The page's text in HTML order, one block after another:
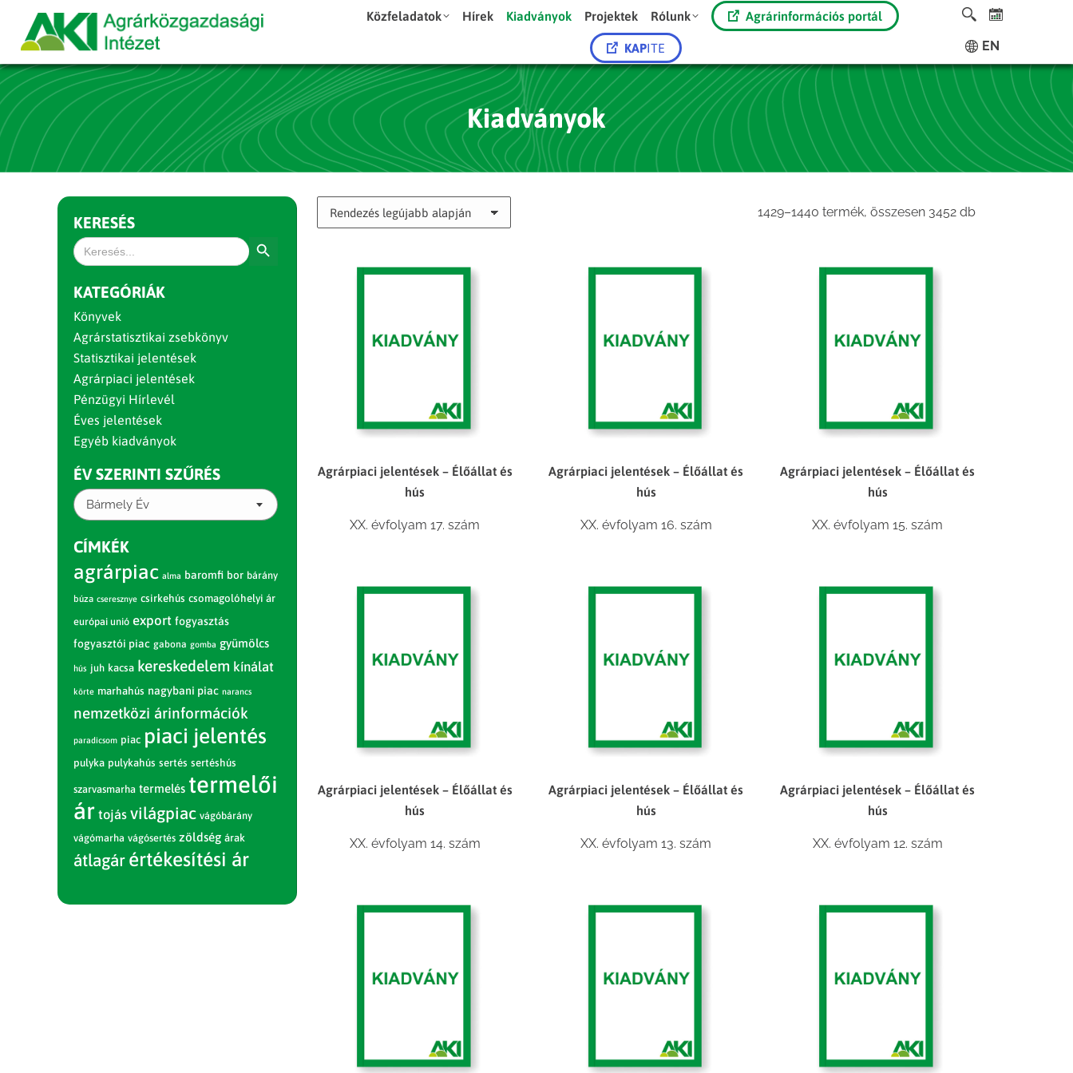
Közfeladatok Hírek Kiadványok Projektek Rólunk Agrárinformációs portál
KAPITE EN
Kiadványok
1429–1440 termék, összesen 3452 dbSorted
Agrárpiaci jelentések – Élőállat és
hús
XX. évfolyam 17. szám
Agrárpiaci jelentések – Élőállat és
hús
XX. évfolyam 16. szám
Agrárpiaci jelentések – Élőállat és
hús
XX. évfolyam 15. szám
Agrárpiaci jelentések – Élőállat és
hús
XX. évfolyam 14. szám
Agrárpiaci jelentések – Élőállat és
hús
XX. évfolyam 13. szám
Agrárpiaci jelentések – Élőállat és
hús
XX. évfolyam 12. szám
KERESÉS
Search
for:
KATEGÓRIÁK
Könyvek
Agrárstatisztikai zsebkönyv
Statisztikai jelentések
Agrárpiaci jelentések
Pénzügyi Hírlevél
Éves jelentések
Egyéb kiadványok
ÉV SZERINTI SZŰRÉS
Bármely Év
CÍMKÉK
agrárpiac alma baromfi bor bárány
búza cseresznye csirkehús csomagolóhelyi ár
európai unió export fogyasztás
fogyasztói piac gabona gomba gyümölcs
hús juh kacsa kereskedelem kínálat
körte marhahús nagybani piac narancs
nemzetközi árinformációk
paradicsom piac piaci jelentés
pulyka pulykahús sertés sertéshús
szarvasmarha termelés termelői
ár tojás világpiac vágóbárány
vágómarha vágósertés zöldség árak
átlagár értékesítési ár